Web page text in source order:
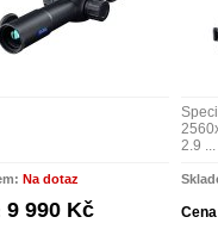
Na dotaz
9 990 Kč
2.9 ...